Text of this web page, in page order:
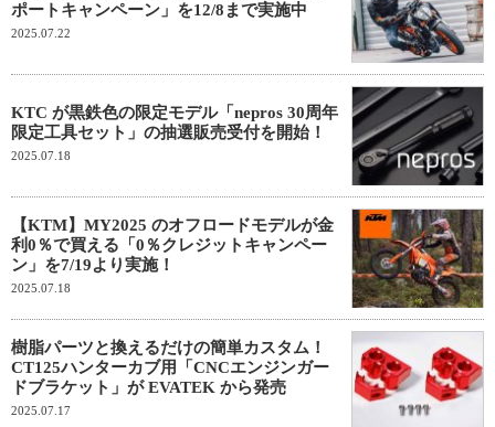
ポートキャンペーン」を12/8まで実施中
2025.07.22
KTC が黒鉄色の限定モデル「nepros 30周年
限定工具セット」の抽選販売受付を開始！
2025.07.18
【KTM】MY2025 のオフロードモデルが金
利0％で買える「0％クレジットキャンペー
ン」を7/19より実施！
2025.07.18
樹脂パーツと換えるだけの簡単カスタム！
CT125ハンターカブ用「CNCエンジンガー
ドブラケット」が EVATEK から発売
2025.07.17